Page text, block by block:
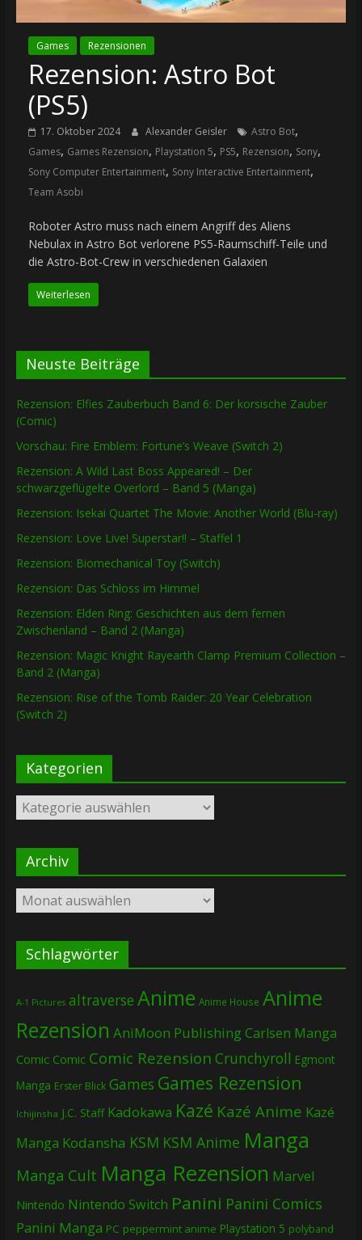
Games Rezensionen
Rezension: Astro Bot
(PS5)
17. Oktober 2024 Alexander Geisler Astro Bot,
Games, Games Rezension, Playstation 5, PS5, Rezension, Sony,
Sony Computer Entertainment, Sony Interactive Entertainment,
Team Asobi
Roboter Astro muss nach einem Angriff des Aliens
Nebulax in Astro Bot verlorene PS5-Raumschiff-Teile und
die Astro-Bot-Crew in verschiedenen Galaxien
Weiterlesen
Neuste Beiträge
Rezension: Elfies Zauberbuch Band 6: Der korsische Zauber
(Comic)
Vorschau: Fire Emblem: Fortune’s Weave (Switch 2)
Rezension: A Wild Last Boss Appeared! – Der
schwarzgeflügelte Overlord – Band 5 (Manga)
Rezension: Isekai Quartet The Movie: Another World (Blu-ray)
Rezension: Love Live! Superstar!! – Staffel 1
Rezension: Biomechanical Toy (Switch)
Rezension: Das Schloss im Himmel
Rezension: Elden Ring: Geschichten aus dem fernen
Zwischenland – Band 2 (Manga)
Rezension: Magic Knight Rayearth Clamp Premium Collection –
Band 2 (Manga)
Rezension: Rise of the Tomb Raider: 20 Year Celebration
(Switch 2)
Kategorien
Kategorien
Archiv
Archiv
Schlagwörter
A-1 Pictures altraverse Anime Anime House Anime
Rezension AniMoon PublishingCarlsen Manga
Comic Comic Comic Rezension Crunchyroll Egmont
Manga Erster Blick Games Games Rezension
Ichijinsha J.C. Staff Kadokawa Kazé Kazé Anime Kazé
Manga Kodansha KSM KSM Anime Manga
Manga Cult Manga Rezension Marvel
Nintendo Nintendo Switch Panini Panini Comics
Panini Manga PC peppermint anime Playstation 5 polyband